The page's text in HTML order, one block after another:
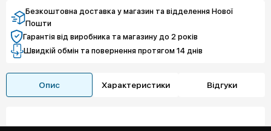
Чистий спокій
188 745 грн
Безкоштовна доставка у магазин та відделення Нової
Пошти
Гарантія від виробника та магазину до 2 років
Швидкій обмін та повернення протягом 14 днів
Опис Характеристики Відгуки